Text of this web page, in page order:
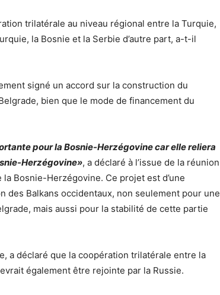
trilatérale au niveau régional entre la Turquie,
la Bosnie et la Serbie d’autre part, a-t-il
signé un accord sur la construction du
bien que le mode de financement du
pour la Bosnie-Herzégovine car elle reliera
Herzégovine», a déclaré à l’issue de la réunion
Bosnie-Herzégovine. Ce projet est d’une
Balkans occidentaux, non seulement pour une
mais aussi pour la stabilité de cette partie
a déclaré que la coopération trilatérale entre la
également être rejointe par la Russie.